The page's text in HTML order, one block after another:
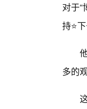
对于
持⭐
多的